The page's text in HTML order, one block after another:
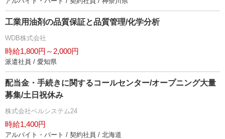
工業用油剤の品質保証と品質管理/化学分析
WDB株式会社
時給1,800円～2,000円
派遣社員 / 愛知県
配当金・手続きに関するコールセンター/オープニング大量
募集/土日祝休み
株式会社ベルシステム24
時給1,400円
アルバイト・パート / 契約社員 / 北海道